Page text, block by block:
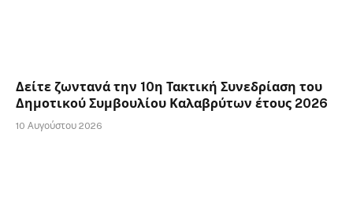
Δείτε ζωντανά την 10η Τακτική Συνεδρίαση του
Δημοτικού Συμβουλίου Καλαβρύτων έτους 2026
10 Αυγούστου 2026